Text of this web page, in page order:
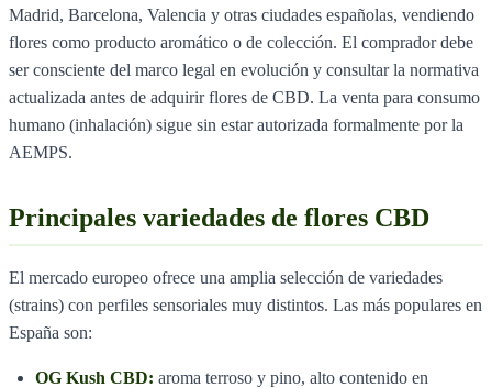
Madrid, Barcelona, Valencia y otras ciudades españolas, vendiendo
flores como producto aromático o de colección. El comprador debe
ser consciente del marco legal en evolución y consultar la normativa
actualizada antes de adquirir flores de CBD. La venta para consumo
humano (inhalación) sigue sin estar autorizada formalmente por la
AEMPS.
Principales variedades de flores CBD
El mercado europeo ofrece una amplia selección de variedades
(strains) con perfiles sensoriales muy distintos. Las más populares en
España son:
OG Kush CBD: aroma terroso y pino, alto contenido en